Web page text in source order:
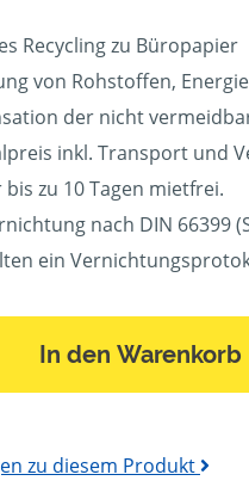
Recycling zu Büropapier
von Rohstoffen,
der nicht
inkl. Transport und
bis zu 10 Tagen mietfrei.
nach DIN 66399
ein
In den Warenkorb
zu diesem Produkt